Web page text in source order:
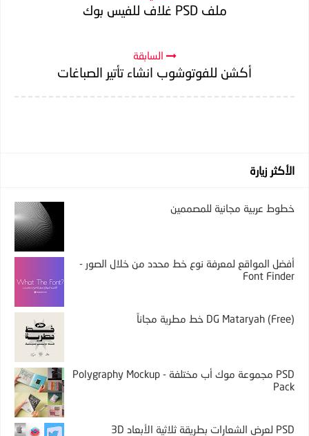
ملف PSD غلاف للفيس بوك
السابقة
أكشن للفوتوشوب انشاء تأتير الصباغات
الأكثر زيارة
خطوط عربية مجانية للمصممين
أفضل المواقع لمعرفة نوع خط محدد من خلال الصور -
Font Finder
DG Mataryah (Free) خط مطرية مجاناً
PSD مجموعة موك أب مختلفة - Polygraphy Mockup
Pack
PSD لعرض الشعارات بطريقة ثلاثية الأبعاد 3D